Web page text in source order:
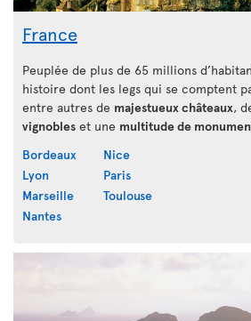
France
Peuplée de plus de 65 millions
histoire dont les legs qui se comptent
entre autres de majestueux châteaux,
vignobles et une multitude de
Bordeaux
Lyon
Marseille
Nantes
Nice
Paris
Toulouse